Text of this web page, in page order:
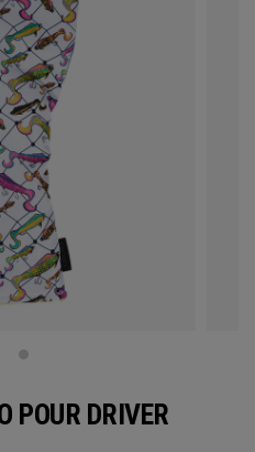
POUR DRIVER